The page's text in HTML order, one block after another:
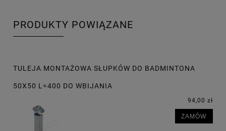
PRODUKTY POWIĄZANE
TULEJA MONTAŻOWA SŁUPKÓW DO BADMINTONA
50X50 L=400 DO WBIJANIA
94,00 zł
ZAMÓW